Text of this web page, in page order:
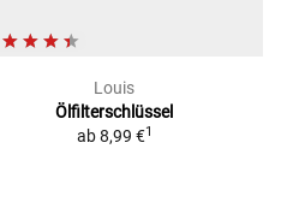
Louis
Ölfilterschlüssel
ab 8,99 €1